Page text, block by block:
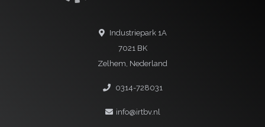
Industriepark 1A
7021 BK
Zelhem, Nederland
0314-728031
info@irtbv.nl